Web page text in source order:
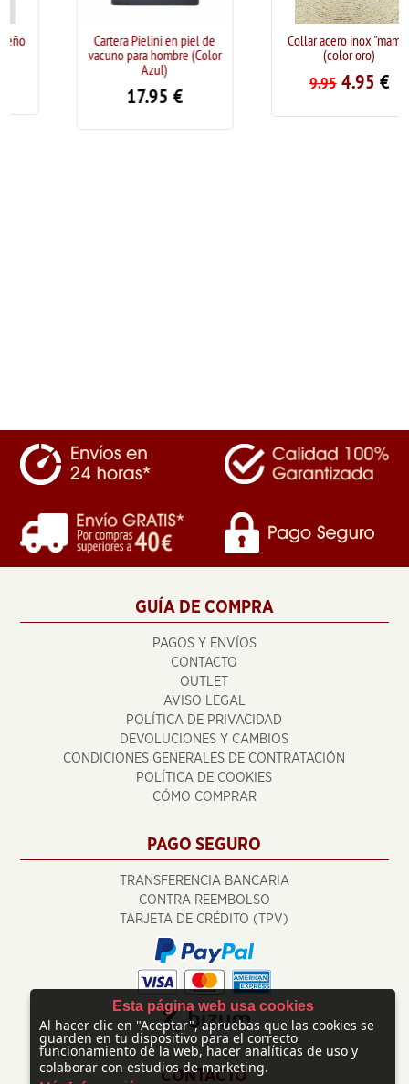
Cartera Pielini en piel de
vacuno para hombre (Color
€
Collar acero inox "mama"
(color oro)
4.95€
GUÍA DE COMPRA
PAGOS Y ENVÍOS
CONTACTO
OUTLET
AVISO LEGAL
POLÍTICA DE PRIVACIDAD
DEVOLUCIONES Y CAMBIOS
CONDICIONES GENERALES DE CONTRATACIÓN
POLÍTICA DE COOKIES
CÓMO COMPRAR
PAGO SEGURO
TRANSFERENCIA BANCARIA
CONTRA REEMBOLSO
TARJETA DE CRÉDITO (TPV)
CONTACTO
Esta página web usa cookies
Al hacer clic en "Aceptar", apruebas que las cookies se
guarden en tu dispositivo para el correcto
funcionamiento de la web, hacer analíticas de uso y
colaborar con estudios de marketing.